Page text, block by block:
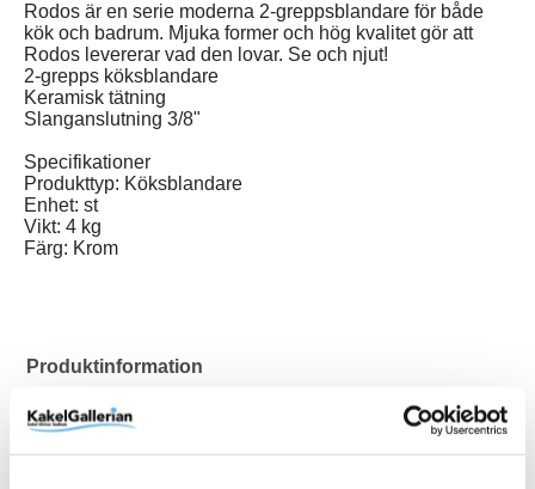
Rodos är en serie moderna 2-greppsblandare för både
kök och badrum. Mjuka former och hög kvalitet gör att
Rodos levererar vad den lovar. Se och njut!
2-grepps köksblandare
Keramisk tätning
Slanganslutning 3/8"
Specifikationer
Produkttyp: Köksblandare
Enhet: st
Vikt: 4 kg
Färg: Krom
Produktinformation
Art.Nr